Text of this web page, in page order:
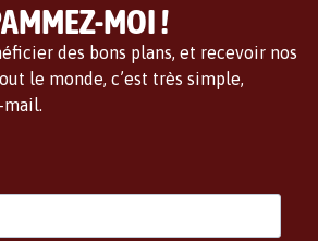
MOI !
des bons plans, et recevoir nos
le monde, c’est très simple,
mail.